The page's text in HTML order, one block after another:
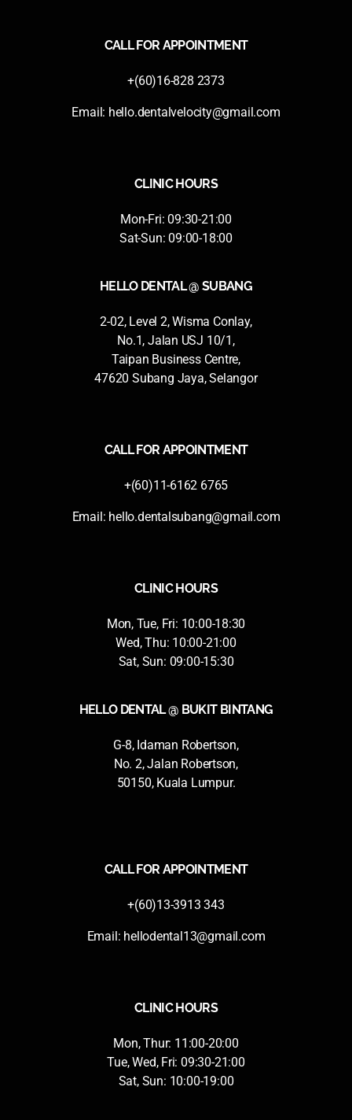
CALL FOR APPOINTMENT
+(60)16-828 2373
Email: hello.dentalvelocity@gmail.com
CLINIC HOURS
Mon-Fri: 09:30-21:00
Sat-Sun: 09:00-18:00
HELLO DENTAL @ SUBANG
2-02, Level 2, Wisma Conlay,
No.1, Jalan USJ 10/1,
Taipan Business Centre,
47620 Subang Jaya, Selangor
CALL FOR APPOINTMENT
+(60)11-6162 6765
Email: hello.dentalsubang@gmail.com
CLINIC HOURS
Mon, Tue, Fri: 10:00-18:30
Wed, Thu: 10:00-21:00
Sat, Sun: 09:00-15:30
HELLO DENTAL @ BUKIT BINTANG
G-8, Idaman Robertson,
No. 2, Jalan Robertson,
50150, Kuala Lumpur.
CALL FOR APPOINTMENT
+(60)13-3913 343
Email: hellodental13@gmail.com
CLINIC HOURS
Mon, Thur: 11:00-20:00
Tue, Wed, Fri: 09:30-21:00
Sat, Sun: 10:00-19:00